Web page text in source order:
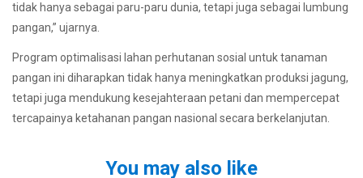
tidak hanya sebagai paru-paru dunia, tetapi juga sebagai lumbung
pangan,” ujarnya.
Program optimalisasi lahan perhutanan sosial untuk tanaman
pangan ini diharapkan tidak hanya meningkatkan produksi jagung,
tetapi juga mendukung kesejahteraan petani dan mempercepat
tercapainya ketahanan pangan nasional secara berkelanjutan.
You may also like